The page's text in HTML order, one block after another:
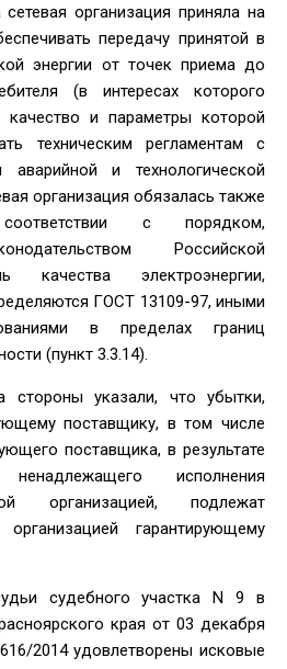
организация приняла на
передачу принятой в
энергии от точек приема до
(в интересах которого
качество и параметры которой
техническим регламентам с
и технологической
организация обязалась также
с порядком,
Российской
качества электроэнергии,
ГОСТ 13109-97, иными
в пределах границ
(пункт 3.3.14).
стороны указали, что убытки,
поставщику, в том числе
поставщика, в результате
исполнения
организацией, подлежат
гарантирующему
судебного участка N 9 в
края от 03 декабря
2014 удовлетворены исковые